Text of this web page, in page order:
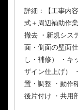
詳細：【工事内
式＋周辺補助作
撤去 ・新規シス
面・側面の壁面
し・補修） ・キ
ザイン仕上げ）
置・調整 ・動作
後片付け ・共用